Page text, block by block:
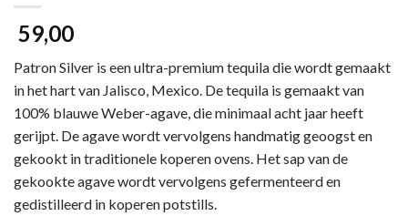
59,00
Patron Silver is een ultra-premium tequila die wordt gemaakt
in het hart van Jalisco, Mexico. De tequila is gemaakt van
100% blauwe Weber-agave, die minimaal acht jaar heeft
gerijpt. De agave wordt vervolgens handmatig geoogst en
gekookt in traditionele koperen ovens. Het sap van de
gekookte agave wordt vervolgens gefermenteerd en
gedistilleerd in koperen potstills.